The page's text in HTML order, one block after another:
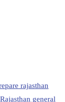
rajasthan
Rajasthan general